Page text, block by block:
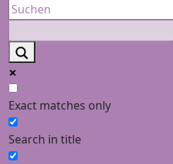
Exact matches only
Search in title